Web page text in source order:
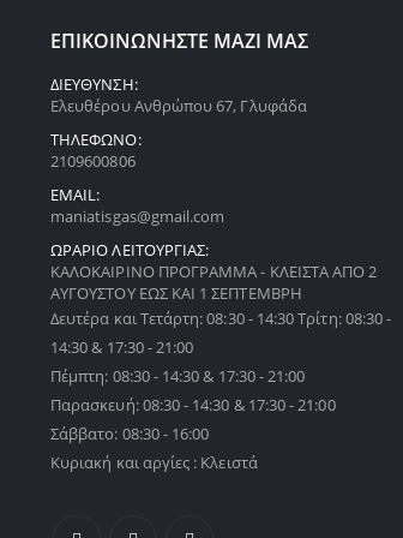
ΕΠΙΚΟΙΝΩΝΗΣΤΕ ΜΑΖΙ ΜΑΣ
ΔΙΕΥΘΥΝΣΗ:
Ελευθέρου Ανθρώπου 67, Γλυφάδα
ΤΗΛΕΦΩΝΟ:
2109600806
EMAIL:
maniatisgas@gmail.com
ΩΡΑΡΙΟ ΛΕΙΤΟΥΡΓΙΑΣ:
ΚΑΛΟΚΑΙΡΙΝΟ ΠΡΟΓΡΑΜΜΑ - ΚΛΕΙΣΤΑ ΑΠΟ 2
ΑΥΓΟΥΣΤΟΥ ΕΩΣ ΚΑΙ 1 ΣΕΠΤΕΜΒΡΗ
Δευτέρα και Τετάρτη: 08:30 - 14:30 Τρίτη: 08:30 -
14:30 & 17:30 - 21:00
Πέμπτη: 08:30 - 14:30 & 17:30 - 21:00
Παρασκευή: 08:30 - 14:30 & 17:30 - 21:00
Σάββατο: 08:30 - 16:00
Κυριακή και αργίες : Κλειστά